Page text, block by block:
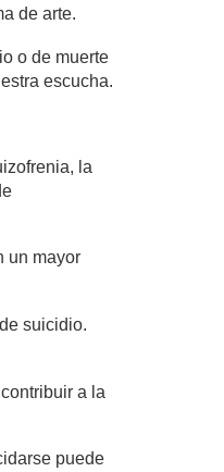
de arte.
o de muerte
escucha.
la
un mayor
suicidio.
a la
puede